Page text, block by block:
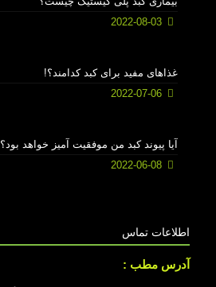
2022-08-03
غذاهای مفید برای کبد کدامند؟!
2022-07-06
آیا پیوند کبد من موفقیت آمیز خواهد بود؟
2022-06-08
اطلاعات تماس
آدرس مطب :